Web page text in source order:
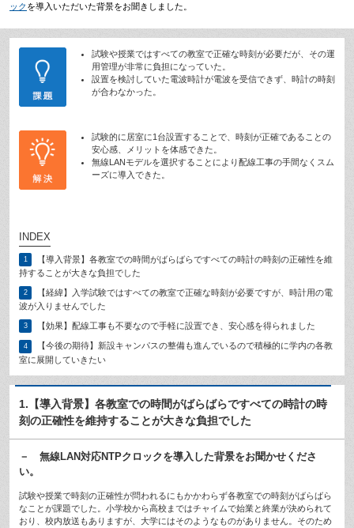
ック を導入いただいた背景をお聞きしました。
試験や授業ではすべての教室で正確な時刻が必要だが、その運
用管理が非常に負担になっていた。
設置を検討していた電波時計が電波を受信できず、時計の時刻
が合わなかった。
試験的に居室に1台設置することで、時刻が正確であることの
安心感、メリットを体感できた。
無線LANモデルを選択することにより配線工事の手間なくスム
ーズに導入できた。
INDEX
1
【導入背景】各教室での時間がばらばらですべての時計の時刻の正確性を維
持することが大きな負担でした
2
【経緯】入学試験ではすべての教室で正確な時刻が必要ですが、時計用の電
波が入りませんでした
3 【効果】配線工事も不要なので手軽に設置でき、安心感を得られました
4
【今後の期待】新設キャンパスの整備も進んでいるので積極的に学内の各教
室に展開していきたい
1.【導入背景】各教室での時間がばらばらですべての時計の時
刻の正確性を維持することが大きな負担でした
－ 無線LAN対応NTPクロックを導入した背景をお聞かせくださ
い。
試験や授業で時刻の正確性が問われるにもかかわらず各教室での時刻がばらばら
なことが課題でした。小学校から高校まではチャイムで始業と終業が決められて
おり、校内放送もありますが、大学にはそのようなものがありません。そのため